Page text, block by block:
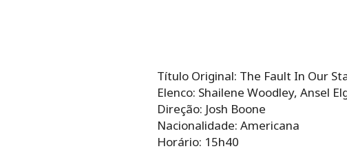
Título Original: The Fault In Our
Elenco: Shailene Woodley, Ansel
Direção: Josh Boone
Nacionalidade: Americana
Horário: 15h40